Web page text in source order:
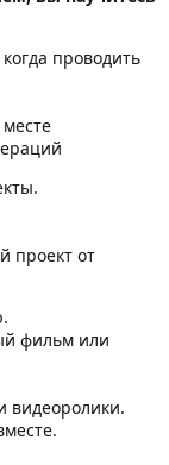
проводить
проект от
фильм или
видеоролики.